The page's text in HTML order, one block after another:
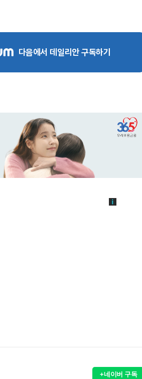
다음에서 데일리안 구독하기
+네이버 구독